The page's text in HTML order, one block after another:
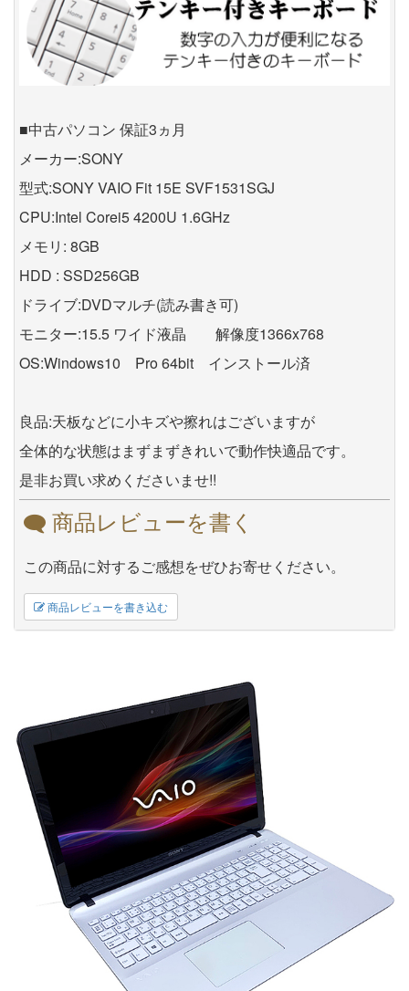
■中古パソコン 保証3ヵ月
メーカー:SONY
型式:SONY VAIO Fit 15E SVF1531SGJ
CPU:Intel Corei5 4200U 1.6GHz
メモリ: 8GB
HDD : SSD256GB
ドライブ:DVDマルチ(読み書き可)
モニター:15.5 ワイド液晶 解像度1366x768
OS:Windows10 Pro 64bit インストール済
良品:天板などに小キズや擦れはございますが
全体的な状態はまずまずきれいで動作快適品です。
是非お買い求めくださいませ!!
商品レビューを書く
この商品に対するご感想をぜひお寄せください。
商品レビューを書き込む